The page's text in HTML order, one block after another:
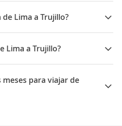
viajar entre Lima y Trujillo
Airlines, Avianca
Lima a Trujillo?
Lima a Trujillo son:
Airline, Wizzair Air Malta,
Lima a Trujillo?
entre Lima y Trujillo es
meses para viajar de